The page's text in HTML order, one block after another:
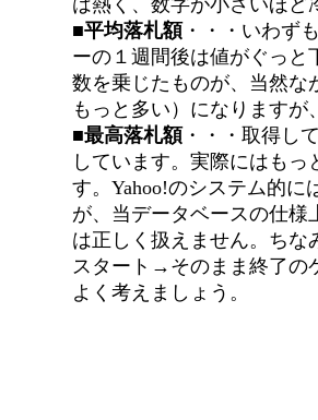
は熱く、数字が小さいほど
■平均落札額 ・・・いわず
ーの１週間後は値がぐっと
数を乗じたものが、当然な
もっと多い）になります
■最高落札額 ・・・取得し
しています。実際にはも
す。Yahoo!のシステム的に
が、当データベースの仕様
は正しく扱えません。ちな
スタート→そのまま終了の
よく考えましょう。